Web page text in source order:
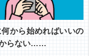
から始めればいいの
からない……